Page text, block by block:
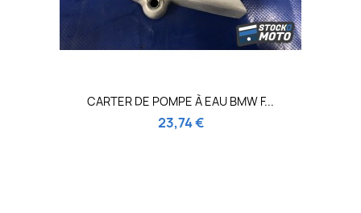
CARTER DE POMPE À EAU BMW F...
23,74 €